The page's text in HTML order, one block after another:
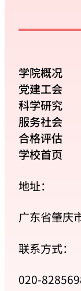
地址：
广东省肇庆
联系方式：
020-
学院概况
党建工会
科学研究
服务社会
合格评估
学校首页